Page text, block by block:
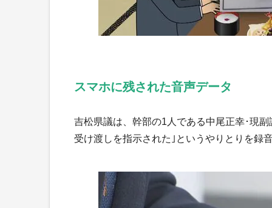
スマホに残された音声データ
吉松県議は、幹部の1人である中尾正幸･現
受け渡しを指示された｣というやりとりを録